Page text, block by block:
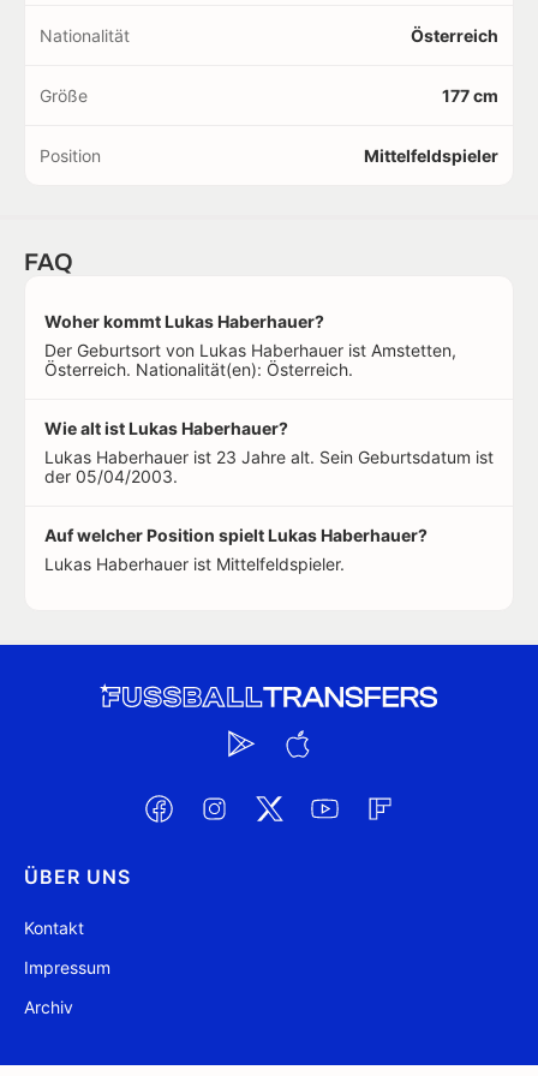
Nationalität Österreich
Größe 177 cm
Position Mittelfeldspieler
FAQ
Woher kommt Lukas Haberhauer?
Der Geburtsort von Lukas Haberhauer ist Amstetten,
Österreich. Nationalität(en): Österreich.
Wie alt ist Lukas Haberhauer?
Lukas Haberhauer ist 23 Jahre alt. Sein Geburtsdatum ist
der 05/04/2003.
Auf welcher Position spielt Lukas Haberhauer?
Lukas Haberhauer ist Mittelfeldspieler.
ÜBER UNS
Kontakt
Impressum
Archiv